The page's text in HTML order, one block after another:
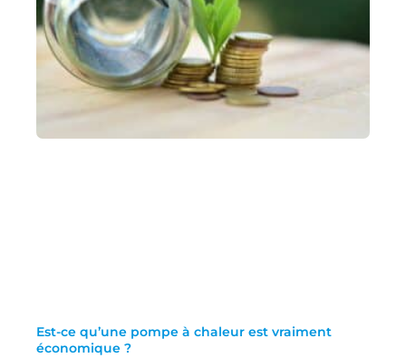
Est-ce qu’une pompe à chaleur est vraiment
économique ?